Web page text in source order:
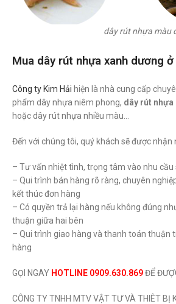
dây rút nhựa màu
Mua dây rút nhựa xanh dương
Công ty Kim Hải hiện là nhà cung cấp
phẩm dây nhựa niêm phong, dây rút nhựa
hoặc dây rút nhựa nhiều màu…
Đến với chúng tôi, quý khách sẽ được nhận
– Tư vấn nhiệt tình, trọng tâm vào nhu cầu
– Qui trình bán hàng rõ ràng, chuyên
kết thúc đơn hàng
– Có quyền trả lại hàng nếu không đúng
thuận giữa hai bên
– Qui trình giao hàng và thanh toán thuận
hàng
GỌI NGAY HOTLINE 0909.630.869ĐỂ
CÔNG TY TNHH MTV VẬT TƯ VÀ THIÊT BỊ